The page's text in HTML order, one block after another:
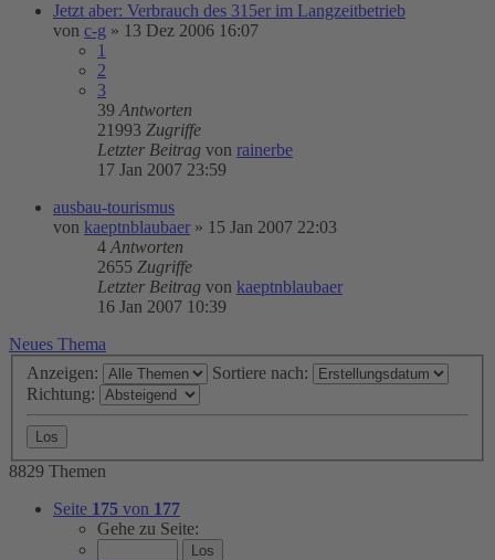
Jetzt aber: Verbrauch des 315er im Langzeitbetrieb
von c-g » 13 Dez 2006 16:07
1
2
3
39 Antworten
21993 Zugriffe
Letzter Beitrag von rainerbe
17 Jan 2007 23:59
ausbau-tourismus
von kaeptnblaubaer » 15 Jan 2007 22:03
4 Antworten
2655 Zugriffe
Letzter Beitrag von kaeptnblaubaer
16 Jan 2007 10:39
Neues Thema
Anzeigen:
Sortiere nach:
Richtung:
8829 Themen
Seite 175 von 177
Gehe zu Seite: